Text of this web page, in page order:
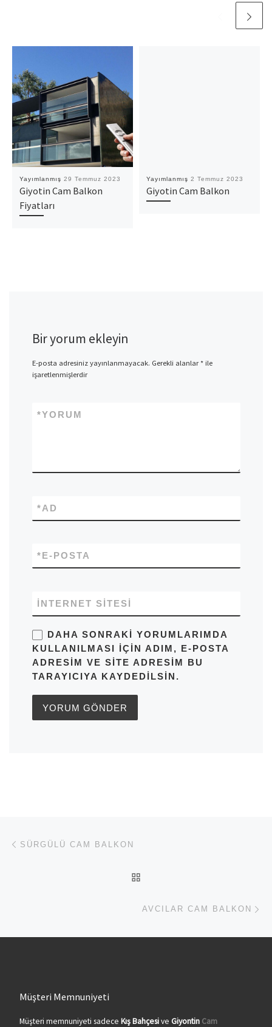
Yayımlanmış 29 Temmuz 2023
Giyotin Cam Balkon
Fiyatları
Yayımlanmış 2 Temmuz 2023
Giyotin Cam Balkon
Bir yorum ekleyin
E-posta adresiniz yayınlanmayacak. Gerekli alanlar*ile
işaretlenmişlerdir
YORUM
*
AD
*
E-POSTA
*
İNTERNET SITESI
DAHA SONRAKI YORUMLARIMDA
KULLANILMASI IÇIN ADIM, E-POSTA
ADRESIM VE SITE ADRESIM BU
TARAYICIYA KAYDEDILSIN.
Yazı dolaşımı
SÜRGÜLÜ CAM BALKON
AVCILAR CAM BALKON
Müşteri Memnuniyeti
Müşteri memnuniyeti sadece Kış Bahçesive Giyontin Cam